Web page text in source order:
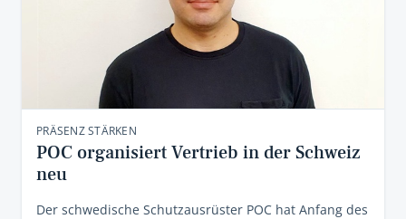
PRÄSENZ STÄRKEN
POC organisiert Vertrieb in der Schweiz
neu
Der schwedische Schutzausrüster POC hat Anfang des